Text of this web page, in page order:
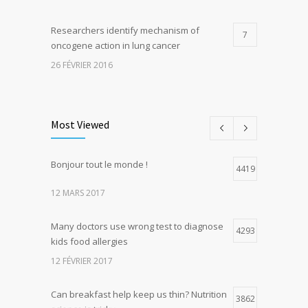
Researchers identify mechanism of
oncogene action in lung cancer
7
26 FÉVRIER 2016
Hormone dramatically increases insulin
breakthrough
4
Most Viewed
Bonjour tout le monde ! 4419
12 MARS 2017
Many doctors use wrong test to diagnose
kids food allergies
4293
12 FÉVRIER 2017
Can breakfast help keep us thin? Nutrition
3862